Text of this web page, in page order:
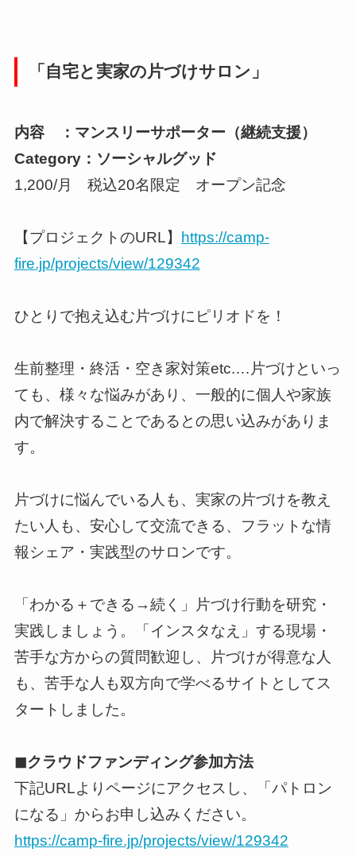
「自宅と実家の片づけサロン」
内容 ：マンスリーサポーター（継続支援）
Category：ソーシャルグッド
1,200/月 税込20名限定 オープン記念
【プロジェクトのURL】
https://camp-
fire.jp/projects/view/129342
ひとりで抱え込む片づけにピリオドを！
生前整理・終活・空き家対策etc.…片づけといっ
ても、様々な悩みがあり、一般的に個人や家族
内で解決することであるとの思い込みがありま
す。
片づけに悩んでいる人も、実家の片づけを教え
たい人も、安心して交流できる、フラットな情
報シェア・実践型のサロンです。
「わかる＋できる→続く」片づけ行動を研究・
実践しましょう。「インスタなえ」する現場・
苦手な方からの質問歓迎し、片づけが得意な人
も、苦手な人も双方向で学べるサイトとしてス
タートしました。
◼︎クラウドファンディング参加方法
下記URLよりページにアクセスし、「パトロン
になる」からお申し込みください。
https://camp-fire.jp/projects/view/129342